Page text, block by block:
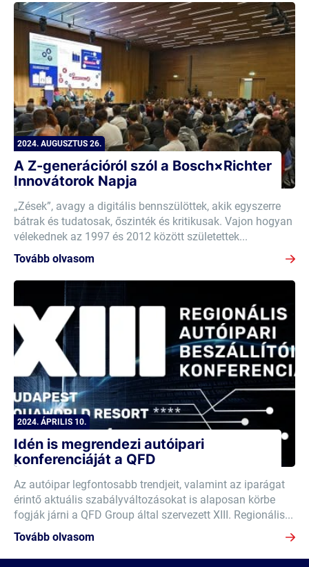
2024. AUGUSZTUS 26.
A Z-generációról szól a Bosch×Richter
Innovátorok Napja
„Zések”, avagy a digitális bennszülöttek, akik egyszerre
bátrak és tudatosak, őszinték és kritikusak. Vajon hogyan
vélekednek az 1997 és 2012 között születettek...
Tovább olvasom
2024. ÁPRILIS 10.
Idén is megrendezi autóipari
konferenciáját a QFD
Az autóipar legfontosabb trendjeit, valamint az iparágat
érintő aktuális szabályváltozásokat is alaposan körbe
fogják járni a QFD Group által szervezett XIII. Regionális...
Tovább olvasom